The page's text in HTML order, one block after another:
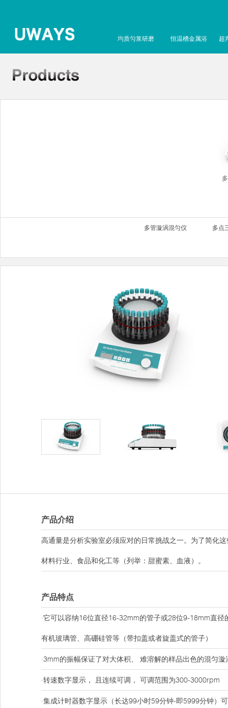
均质匀浆研磨 恒温槽金属浴 超
多管漩涡混匀仪 多点
产品介绍
高通量是分析实验室必须应对的日常挑战之一。为了简化
材料行业、食品和化工等（列举：甜蜜素、血液）。
产品特点
·它可以容纳16位直径16-32mm的管子或28位9-18mm直
有机玻璃管、高硼硅管等（带扣盖或者旋盖式的管子）
·3mm的振幅保证了对大体积、 难溶解的样品出色的混匀漩
·转速数字显示， 且连续可调， 可调范围为300-3000rpm
·集成计时器数字显示（长达99小时59分钟-即5999分钟）